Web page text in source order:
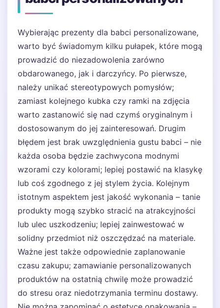
Wybierając prezenty dla babci personalizowane,
warto być świadomym kilku pułapek, które mogą
prowadzić do niezadowolenia zarówno
obdarowanego, jak i darczyńcy. Po pierwsze,
należy unikać stereotypowych pomysłów;
zamiast kolejnego kubka czy ramki na zdjęcia
warto zastanowić się nad czymś oryginalnym i
dostosowanym do jej zainteresowań. Drugim
błędem jest brak uwzględnienia gustu babci – nie
każda osoba będzie zachwycona modnymi
wzorami czy kolorami; lepiej postawić na klasykę
lub coś zgodnego z jej stylem życia. Kolejnym
istotnym aspektem jest jakość wykonania – tanie
produkty mogą szybko stracić na atrakcyjności
lub ulec uszkodzeniu; lepiej zainwestować w
solidny przedmiot niż oszczędzać na materiale.
Ważne jest także odpowiednie zaplanowanie
czasu zakupu; zamawianie personalizowanych
produktów na ostatnią chwilę może prowadzić
do stresu oraz niedotrzymania terminu dostawy.